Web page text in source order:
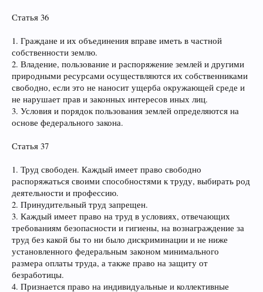
Статья 36
1. Граждане и их объединения вправе иметь в частной
собственности землю.
2. Владение, пользование и распоряжение землей и другими
природными ресурсами осуществляются их собственниками
свободно, если это не наносит ущерба окружающей среде и
не нарушает прав и законных интересов иных лиц.
3. Условия и порядок пользования землей определяются на
основе федерального закона.
Статья 37
1. Труд свободен. Каждый имеет право свободно
распоряжаться своими способностями к труду, выбирать род
деятельности и профессию.
2. Принудительный труд запрещен.
3. Каждый имеет право на труд в условиях, отвечающих
требованиям безопасности и гигиены, на вознаграждение за
труд без какой бы то ни было дискриминации и не ниже
установленного федеральным законом минимального
размера оплаты труда, а также право на защиту от
безработицы.
4. Признается право на индивидуальные и коллективные